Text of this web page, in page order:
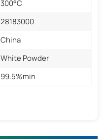
300°C
28183000
China
White Powder
99.5%min